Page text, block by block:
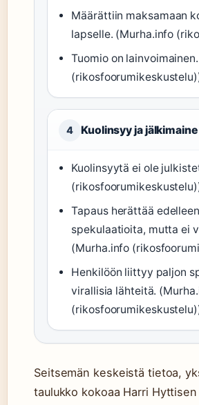
Määrättiin maksamaan
lapselle. (Murha.info
Tuomio on
4 Kuolinsyy ja jälkimaine
Kuolinsyytä ei ole
Tapaus herättää
spekulaatioita, mutta ei
(Murha.info
Henkilöön liittyy paljon
virallisia lähteitä.
Seitsemän keskeistä tietoa,
taulukko kokoaa Harri